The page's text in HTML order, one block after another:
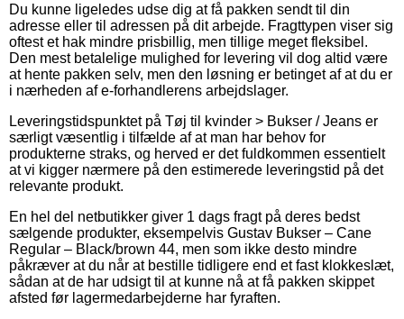
Du kunne ligeledes udse dig at få pakken sendt til din
adresse eller til adressen på dit arbejde. Fragttypen viser sig
oftest et hak mindre prisbillig, men tillige meget fleksibel.
Den mest betalelige mulighed for levering vil dog altid være
at hente pakken selv, men den løsning er betinget af at du er
i nærheden af e-forhandlerens arbejdslager.
Leveringstidspunktet på Tøj til kvinder > Bukser / Jeans er
særligt væsentlig i tilfælde af at man har behov for
produkterne straks, og herved er det fuldkommen essentielt
at vi kigger nærmere på den estimerede leveringstid på det
relevante produkt.
En hel del netbutikker giver 1 dags fragt på deres bedst
sælgende produkter, eksempelvis Gustav Bukser – Cane
Regular – Black/brown 44, men som ikke desto mindre
påkræver at du når at bestille tidligere end et fast klokkeslæt,
sådan at de har udsigt til at kunne nå at få pakken skippet
afsted før lagermedarbejderne har fyraften.